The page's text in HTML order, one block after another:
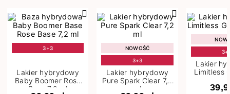
3+3
Lakier hybrydowy
Baby Boomer Rose
Base 7,2 ml
NOWOŚĆ
3+3
Lakier hybrydowy
Pure Spark Clear 7,2
ml
Lakier
Limitless